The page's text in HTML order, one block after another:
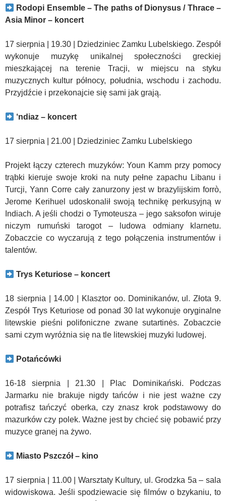
Rodopi Ensemble – The paths of Dionysus / Thrace –
Asia Minor – koncert
17 sierpnia | 19.30 | Dziedziniec Zamku Lubelskiego. Zespół
wykonuje muzykę unikalnej społeczności greckiej
mieszkającej na terenie Tracji, w miejscu na styku
muzycznych kultur północy, południa, wschodu i zachodu.
Przyjdźcie i przekonajcie się sami jak grają.
‘ndiaz – koncert
17 sierpnia | 21.00 | Dziedziniec Zamku Lubelskiego
Projekt łączy czterech muzyków: Youn Kamm przy pomocy
trąbki kieruje swoje kroki na nuty pełne zapachu Libanu i
Turcji, Yann Corre cały zanurzony jest w brazylijskim forrò,
Jerome Kerihuel udoskonalił swoją technikę perkusyjną w
Indiach. A jeśli chodzi o Tymoteusza – jego saksofon wiruje
niczym rumuński tarogot – ludowa odmiany klarnetu.
Zobaczcie co wyczarują z tego połączenia instrumentów i
talentów.
Trys Keturiose – koncert
18 sierpnia | 14.00 | Klasztor oo. Dominikanów, ul. Złota 9.
Zespół Trys Keturiose od ponad 30 lat wykonuje oryginalne
litewskie pieśni polifoniczne zwane sutartinės. Zobaczcie
sami czym wyróżnia się na tle litewskiej muzyki ludowej.
Potańcówki
16-18 sierpnia | 21.30 | Plac Dominikański. Podczas
Jarmarku nie brakuje nigdy tańców i nie jest ważne czy
potrafisz tańczyć oberka, czy znasz krok podstawowy do
mazurków czy polek. Ważne jest by chcieć się pobawić przy
muzyce granej na żywo.
Miasto Pszczół – kino
17 sierpnia | 11.00 | Warsztaty Kultury, ul. Grodzka 5a – sala
widowiskowa. Jeśli spodziewacie się filmów o bzykaniu, to